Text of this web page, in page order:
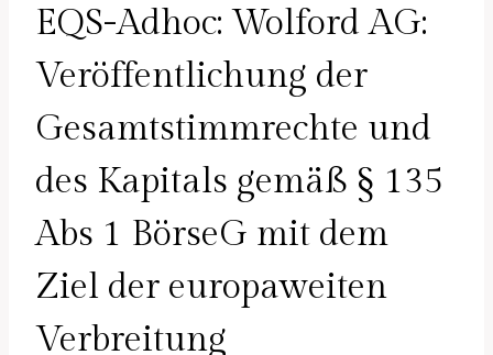
EQS-Adhoc: Wolford AG:
Veröffentlichung der
Gesamtstimmrechte und
des Kapitals gemäß § 135
Abs 1 BörseG mit dem
Ziel der europaweiten
Verbreitung